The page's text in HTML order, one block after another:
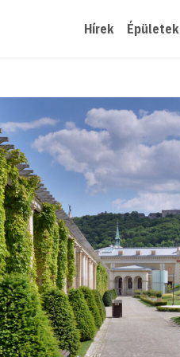
Hírek Épületek